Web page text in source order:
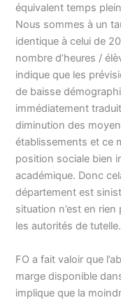
équivalent temps
Nous sommes à un
identique à celui de
nombre d’heures /
indique que les
de baisse
immédiatement
diminution des
établissements et ce
position sociale bien
académique. Donc
département est
situation n’est en
les autorités de tutelle.
FO a fait valoir que
marge disponible
implique que la